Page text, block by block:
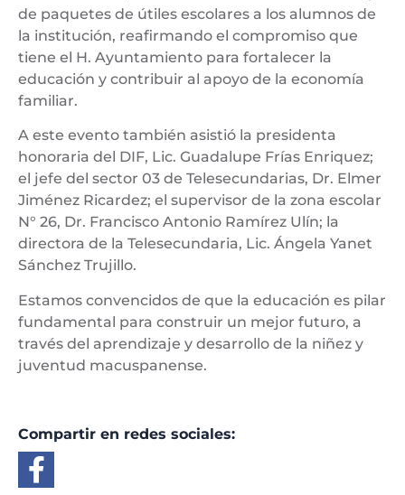
de paquetes de útiles escolares a los alumnos de
la institución, reafirmando el compromiso que
tiene el H. Ayuntamiento para fortalecer la
educación y contribuir al apoyo de la economía
familiar.
A este evento también asistió la presidenta
honoraria del DIF, Lic. Guadalupe Frías Enriquez;
el jefe del sector 03 de Telesecundarias, Dr. Elmer
Jiménez Ricardez; el supervisor de la zona escolar
N° 26, Dr. Francisco Antonio Ramírez Ulín; la
directora de la Telesecundaria, Lic. Ángela Yanet
Sánchez Trujillo.
Estamos convencidos de que la educación es pilar
fundamental para construir un mejor futuro, a
través del aprendizaje y desarrollo de la niñez y
juventud macuspanense.
Compartir en redes sociales: